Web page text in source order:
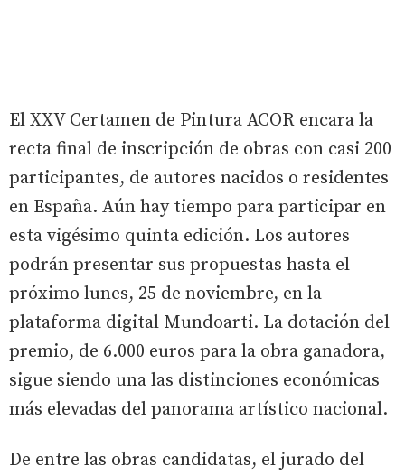
El XXV Certamen de Pintura ACOR encara la
recta final de inscripción de obras con casi 200
participantes, de autores nacidos o residentes
en España. Aún hay tiempo para participar en
esta vigésimo quinta edición. Los autores
podrán presentar sus propuestas hasta el
próximo lunes, 25 de noviembre, en la
plataforma digital Mundoarti. La dotación del
premio, de 6.000 euros para la obra ganadora,
sigue siendo una las distinciones económicas
más elevadas del panorama artístico nacional.
De entre las obras candidatas, el jurado del